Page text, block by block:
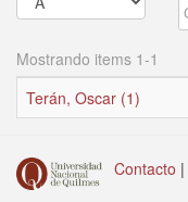
Mostrando items 1-1
Terán, Oscar (1)
Contacto |